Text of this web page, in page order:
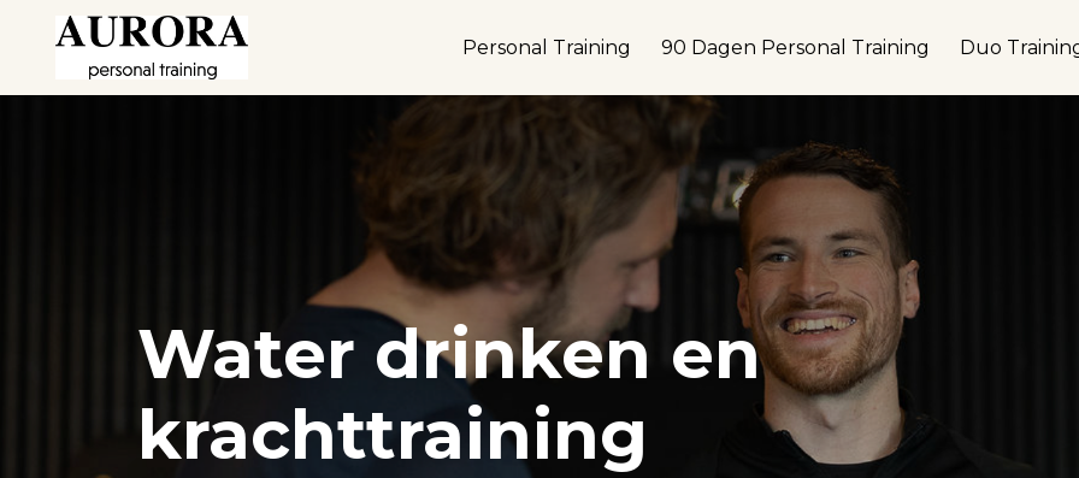
Personal Training 90 Dagen Personal Training Duo
Water drinken en
krachttraining